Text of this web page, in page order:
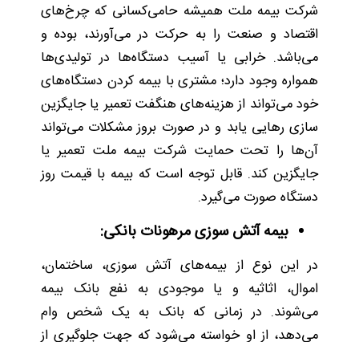
شرکت بیمه ملت همیشه حامی‌کسانی که چرخ‌های
اقتصاد و صنعت را به حرکت در می‌آورند، بوده و
می‌باشد. خرابی یا آسیب دستگاه‌ها در تولیدی‌ها
همواره وجود دارد؛ مشتری با بیمه کردن دستگاه‌های
خود می‌تواند از هزینه‌های هنگفت تعمیر یا جایگزین
سازی رهایی یابد و در صورت بروز مشکلات می‌تواند
آن‌ها را تحت حمایت شرکت بیمه ملت تعمیر یا
جایگزین کند. قابل توجه است که بیمه با قیمت روز
دستگاه صورت می‌گیرد.
بیمه آتش سوزی مرهونات بانکی:
در این نوع از بیمه‌های آتش سوزی، ساختمان،
اموال، اثاثیه و یا موجودی به نفع بانک بیمه
می‌شوند. در زمانی که بانک به یک شخص وام
می‌دهد، از او خواسته می‌شود که جهت جلوگیری از